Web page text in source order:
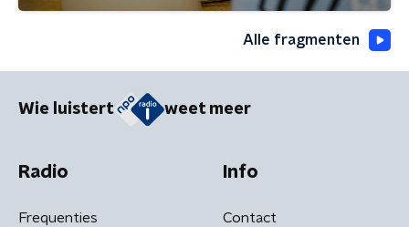
Alle fragmenten
Wie luistert weet meer
Radio
Frequenties
Info
Contact